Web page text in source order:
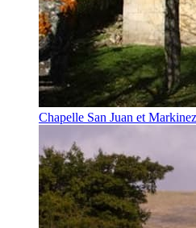
Chapelle San Juan et